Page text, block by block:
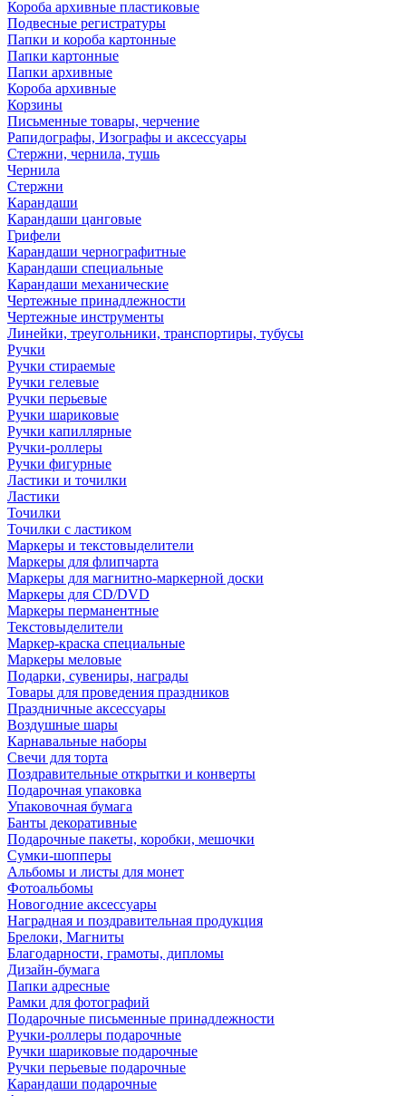
Короба архивные пластиковые
Подвесные регистратуры
Папки и короба картонные
Папки картонные
Папки архивные
Короба архивные
Корзины
Письменные товары, черчение
Рапидографы, Изографы и аксессуары
Стержни, чернила, тушь
Чернила
Стержни
Карандаши
Карандаши цанговые
Грифели
Карандаши чернографитные
Карандаши специальные
Карандаши механические
Чертежные принадлежности
Чертежные инструменты
Линейки, треугольники, транспортиры, тубусы
Ручки
Ручки стираемые
Ручки гелевые
Ручки перьевые
Ручки шариковые
Ручки капиллярные
Ручки-роллеры
Ручки фигурные
Ластики и точилки
Ластики
Точилки
Точилки с ластиком
Маркеры и текстовыделители
Маркеры для флипчарта
Маркеры для магнитно-маркерной доски
Маркеры для CD/DVD
Маркеры перманентные
Текстовыделители
Маркер-краска специальные
Маркеры меловые
Подарки, сувениры, награды
Товары для проведения праздников
Праздничные аксессуары
Воздушные шары
Карнавальные наборы
Свечи для торта
Поздравительные открытки и конверты
Подарочная упаковка
Упаковочная бумага
Банты декоративные
Подарочные пакеты, коробки, мешочки
Сумки-шопперы
Альбомы и листы для монет
Фотоальбомы
Новогодние аксессуары
Наградная и поздравительная продукция
Брелоки, Магниты
Благодарности, грамоты, дипломы
Дизайн-бумага
Папки адресные
Рамки для фотографий
Подарочные письменные принадлежности
Ручки-роллеры подарочные
Ручки шариковые подарочные
Ручки перьевые подарочные
Карандаши подарочные